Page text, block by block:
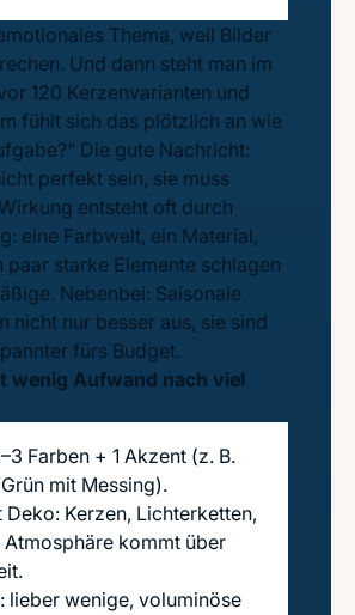
Thema, weil Bilder
Und dann steht man im
120 Kerzenvarianten und
fühlt sich das plötzlich an wie
Die gute Nachricht:
perfekt sein, sie muss
entsteht oft durch
eine Farbwelt, ein Material,
paar starke Elemente schlagen
Nebenbei: Saisonale
nicht nur besser aus, sie sind
fürs Budget.
wenig Aufwand nach viel
Farben + 1 Akzent (z. B.
mit Messing).
Deko: Kerzen, Lichterketten,
Atmosphäre kommt über
lieber wenige, voluminöse